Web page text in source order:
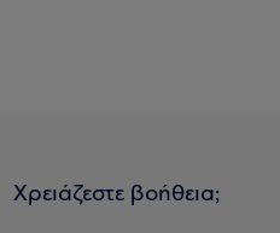
Χρειάζεστε βοήθεια;